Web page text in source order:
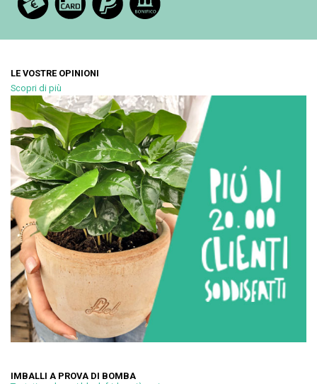
LE VOSTRE OPINIONI
Scopri di più
IMBALLI A PROVA DI BOMBA